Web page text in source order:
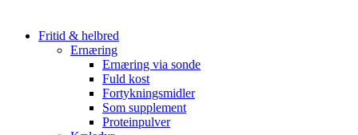
Fritid & helbred
Ernæring
Ernæring via sonde
Fuld kost
Fortykningsmidler
Som supplement
Proteinpulver